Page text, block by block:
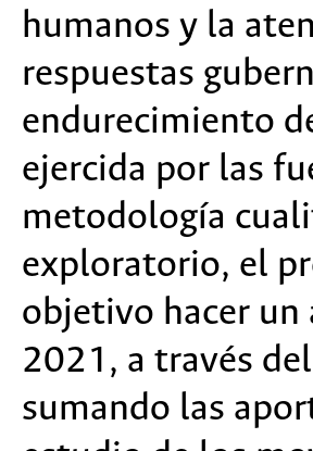
humanos y la
respuestas
endurecimiento
ejercida por las
metodología
exploratorio, el
objetivo hacer un
2021, a través
sumando las